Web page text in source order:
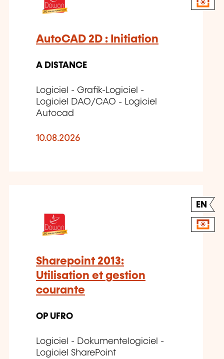
AutoCAD 2D : Initiation
A DISTANCE
Logiciel - Grafik-Logiciel -
Logiciel DAO/CAO - Logiciel
Autocad
10.08.2026
EN
Sharepoint 2013:
Utilisation et gestion
courante
OP UFRO
Logiciel - Dokumentelogiciel -
Logiciel SharePoint